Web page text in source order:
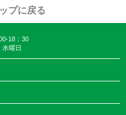
プに戻る
18：30
水曜日